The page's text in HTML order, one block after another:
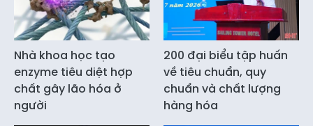
Nhà khoa học tạo
enzyme tiêu diệt hợp
chất gây lão hóa ở
người
200 đại biểu tập huấn
về tiêu chuẩn, quy
chuẩn và chất lượng
hàng hóa